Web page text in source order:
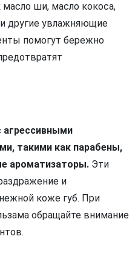
ши, масло кокоса,
другие увлажняющие
помогут бережно
агрессивными
такими как парабены,
ароматизаторы. Эти
и
коже губ. При
обращайте внимание